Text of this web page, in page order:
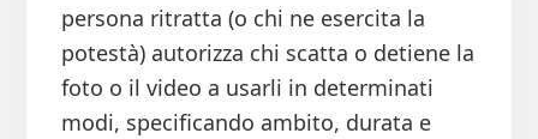
persona ritratta (o chi ne esercita la
potestà) autorizza chi scatta o detiene la
foto o il video a usarli in determinati
modi, specificando ambito, durata e